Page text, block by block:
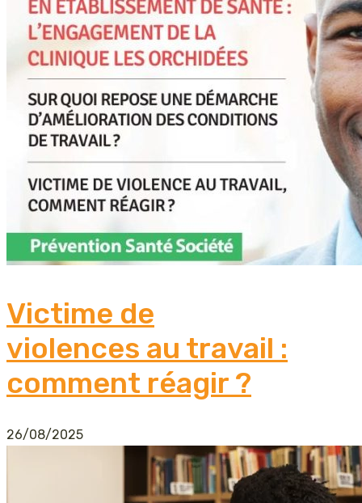
Victime de
violences au travail :
comment réagir ?
26/08/2025